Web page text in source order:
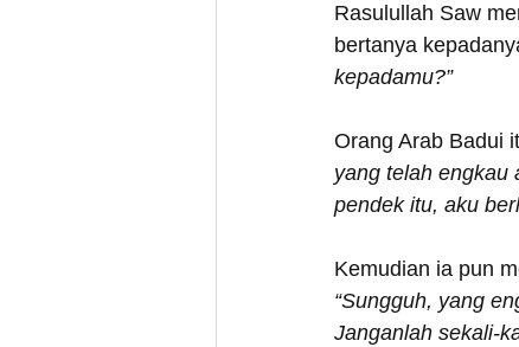
Rasulullah Saw
bertanya
kepadamu?”
Orang Arab Badui
yang telah engkau
pendek itu, aku
Kemudian ia pun
“Sungguh, yang
Janganlah sekali-